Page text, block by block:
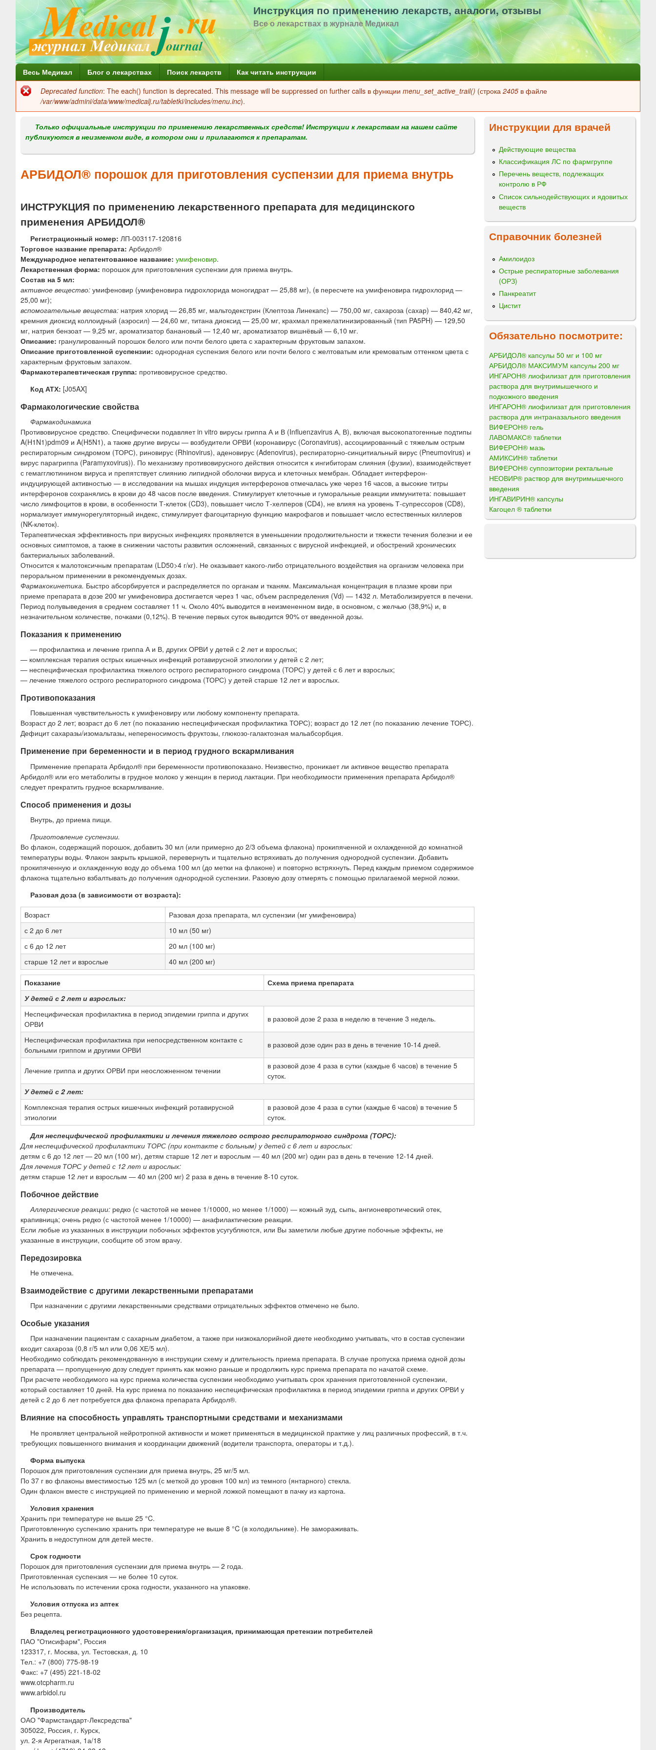
Перейти
к
содержанию
Инструкция по применению лекарств, аналоги, отзывы
Все о лекарствах в журнале Медикал
Г
л
н
м
н
ю
Весь Медикал Блог о лекарствах Поиск лекарств Как читать инструкции
Сообщение
об
ошибке
Deprecated function: The each() function is deprecated. This message will be suppressed on further calls в функции menu_set_active_trail() (строка 2405 в файле
/var/www/admini/data/www/medicalj.ru/tabletki/includes/menu.inc).
Только официальные инструкции по применению лекарственных средств! Инструкции к лекарствам на нашем сайте
публикуются в неизменном виде, в котором они и прилагаются к препаратам.
АРБИДОЛ® порошок для приготовления суспензии для приема внутрь
ИНСТРУКЦИЯ по применению лекарственного препарата для медицинского
применения АРБИДОЛ®
Регистрационный номер: ЛП-003117-120816
Торговое название препарата: Арбидол®
Международное непатентованное название: умифеновир.
Лекарственная форма: порошок для приготовления суспензии для приема внутрь.
Состав на 5 мл:
активное вещество: умифеновир (умифеновира гидрохлорида моногидрат — 25,88 мг), (в пересчете на умифеновира гидрохлорид —
25,00 мг);
вспомогательные вещества: натрия хлорид — 26,85 мг, мальтодекстрин (Клептоза Линекапс) — 750,00 мг, сахароза (сахар) — 840,42 мг,
кремния диоксид коллоидный (аэросил) — 24,60 мг, титана диоксид — 25,00 мг, крахмал прежелатинизированный (тип PA5PH) — 129,50
мг, натрия бензоат — 9,25 мг, ароматизатор банановый — 12,40 мг, ароматизатор вишнёвый — 6,10 мг.
Описание: гранулированный порошок белого или почти белого цвета с характерным фруктовым запахом.
Описание приготовленной суспензии: однородная суспензия белого или почти белого с желтоватым или кремоватым оттенком цвета с
характерным фруктовым запахом.
Фармакотерапевтическая группа: противовирусное средство.
Код АТХ: [J05AX]
Фармакологические свойства
Фармакодинамика
Противовирусное средство. Специфически подавляет in vitro вирусы гриппа А и В (Influenzavirus А, В), включая высокопатогенные подтипы
A(H1N1)pdm09 и A(H5N1), а также другие вирусы — возбудители ОРВИ (коронавирус (Coronavirus), ассоциированный с тяжелым острым
респираторным синдромом (ТОРС), риновирус (Rhinovirus), аденовирус (Adenovirus), респираторно-синцитиальный вирус (Pneumovirus) и
вирус парагриппа (Paramyxovirus)). По механизму противовирусного действия относится к ингибиторам слияния (фузии), взаимодействует
с гемагглютинином вируса и препятствует слиянию липидной оболочки вируса и клеточных мембран. Обладает интерферон-
индуцирующей активностью — в исследовании на мышах индукция интерферонов отмечалась уже через 16 часов, а высокие титры
интерферонов сохранялись в крови до 48 часов после введения. Стимулирует клеточные и гуморальные реакции иммунитета: повышает
число лимфоцитов в крови, в особенности Т-клеток (CD3), повышает число Т-хелперов (CD4), не влияя на уровень Т-супрессоров (CD8),
нормализует иммунорегуляторный индекс, стимулирует фагоцитарную функцию макрофагов и повышает число естественных киллеров
(NK-клеток).
Терапевтическая эффективность при вирусных инфекциях проявляется в уменьшении продолжительности и тяжести течения болезни и ее
основных симптомов, а также в снижении частоты развития осложнений, связанных с вирусной инфекцией, и обострений хронических
бактериальных заболеваний.
Относится к малотоксичным препаратам (LD50>4 г/кг). Не оказывает какого-либо отрицательного воздействия на организм человека при
пероральном применении в рекомендуемых дозах.
Фармакокинетика. Быстро абсорбируется и распределяется по органам и тканям. Максимальная концентрация в плазме крови при
приеме препарата в дозе 200 мг умифеновира достигается через 1 час, объем распределения (Vd) — 1432 л. Метаболизируется в печени.
Период полувыведения в среднем составляет 11 ч. Около 40% выводится в неизмененном виде, в основном, с желчью (38,9%) и, в
незначительном количестве, почками (0,12%). В течение первых суток выводится 90% от введенной дозы.
Показания к применению
— профилактика и лечение гриппа А и В, других ОРВИ у детей с 2 лет и взрослых;
— комплексная терапия острых кишечных инфекций ротавирусной этиологии у детей с 2 лет;
— неспецифическая профилактика тяжелого острого респираторного синдрома (ТОРС) у детей с 6 лет и взрослых;
— лечение тяжелого острого респираторного синдрома (ТОРС) у детей старше 12 лет и взрослых.
Противопоказания
Повышенная чувствительность к умифеновиру или любому компоненту препарата.
Возраст до 2 лет; возраст до 6 лет (по показанию неспецифическая профилактика ТОРС); возраст до 12 лет (по показанию лечение ТОРС).
Дефицит сахаразы/изомальтазы, непереносимость фруктозы, глюкозо-галактозная мальабсорбция.
Применение при беременности и в период грудного вскармливания
Применение препарата Арбидол® при беременности противопоказано. Неизвестно, проникает ли активное вещество препарата
Арбидол® или его метаболиты в грудное молоко у женщин в период лактации. При необходимости применения препарата Арбидол®
следует прекратить грудное вскармливание.
Способ применения и дозы
Внутрь, до приема пищи.
Приготовление суспензии.
Во флакон, содержащий порошок, добавить 30 мл (или примерно до 2/3 объема флакона) прокипяченной и охлажденной до комнатной
температуры воды. Флакон закрыть крышкой, перевернуть и тщательно встряхивать до получения однородной суспензии. Добавить
прокипяченную и охлажденную воду до объема 100 мл (до метки на флаконе) и повторно встряхнуть. Перед каждым приемом содержимое
флакона тщательно взбалтывать до получения однородной суспензии. Разовую дозу отмерять с помощью прилагаемой мерной ложки.
Разовая доза (в зависимости от возраста):
Возраст
Разовая доза препарата, мл суспензии (мг умифеновира)
с 2 до 6 лет
10 мл (50 мг)
с 6 до 12 лет
20 мл (100 мг)
старше 12 лет и взрослые
40 мл (200 мг)
Показание
Схема приема препарата
У детей с 2 лет и взрослых:
Неспецифическая профилактика в период эпидемии гриппа и других
ОРВИ
в разовой дозе 2 раза в неделю в течение 3 недель.
Неспецифическая профилактика при непосредственном контакте с
больными гриппом и другими ОРВИ
в разовой дозе один раз в день в течение 10-14 дней.
Лечение гриппа и других ОРВИ при неосложненном течении
в разовой дозе 4 раза в сутки (каждые 6 часов) в течение 5
суток.
У детей с 2 лет:
Комплексная терапия острых кишечных инфекций ротавирусной
этиологии
в разовой дозе 4 раза в сутки (каждые 6 часов) в течение 5
суток.
Для неспецифической профилактики и лечения тяжелого острого респираторного синдрома (ТОРС):
Для неспецифической профилактики ТОРС (при контакте с больным) у детей с 6 лет и взрослых:
детям с 6 до 12 лет — 20 мл (100 мг), детям старше 12 лет и взрослым — 40 мл (200 мг) один раз в день в течение 12-14 дней.
Для лечения ТОРС у детей с 12 лет и взрослых:
детям старше 12 лет и взрослым — 40 мл (200 мг) 2 раза в день в течение 8-10 суток.
Побочное действие
Аллергические реакции: редко (с частотой не менее 1/10000, но менее 1/1000) — кожный зуд, сыпь, ангионевротический отек,
крапивница; очень редко (с частотой менее 1/10000) — анафилактические реакции.
Если любые из указанных в инструкции побочных эффектов усугубляются, или Вы заметили любые другие побочные эффекты, не
указанные в инструкции, сообщите об этом врачу.
Передозировка
Не отмечена.
Взаимодействие с другими лекарственными препаратами
При назначении с другими лекарственными средствами отрицательных эффектов отмечено не было.
Особые указания
При назначении пациентам с сахарным диабетом, а также при низкокалорийной диете необходимо учитывать, что в состав суспензии
входит сахароза (0,8 г/5 мл или 0,06 ХЕ/5 мл).
Необходимо соблюдать рекомендованную в инструкции схему и длительность приема препарата. В случае пропуска приема одной дозы
препарата — пропущенную дозу следует принять как можно раньше и продолжить курс приема препарата по начатой схеме.
При расчете необходимого на курс приема количества суспензии необходимо учитывать срок хранения приготовленной суспензии,
который составляет 10 дней. На курс приема по показанию неспецифическая профилактика в период эпидемии гриппа и других ОРВИ у
детей с 2 до 6 лет потребуется два флакона препарата Арбидол®.
Влияние на способность управлять транспортными средствами и механизмами
Не проявляет центральной нейротропной активности и может применяться в медицинской практике у лиц различных профессий, в т.ч.
требующих повышенного внимания и координации движений (водители транспорта, операторы и т.д.).
Форма выпуска
Порошок для приготовления суспензии для приема внутрь, 25 мг/5 мл.
По 37 г во флаконы вместимостью 125 мл (с меткой до уровня 100 мл) из темного (янтарного) стекла.
Один флакон вместе с инструкцией по применению и мерной ложкой помещают в пачку из картона.
Условия хранения
Хранить при температуре не выше 25 °C.
Приготовленную суспензию хранить при температуре не выше 8 °C (в холодильнике). Не замораживать.
Хранить в недоступном для детей месте.
Срок годности
Порошок для приготовления суспензии для приема внутрь — 2 года.
Приготовленная суспензия — не более 10 суток.
Не использовать по истечении срока годности, указанного на упаковке.
Условия отпуска из аптек
Без рецепта.
Владелец регистрационного удостоверения/организация, принимающая претензии потребителей
ПАО "Отисифарм", Россия
123317, г. Москва, ул. Тестовская, д. 10
Тел.: +7 (800) 775-98-19
Факс: +7 (495) 221-18-02
www.otcpharm.ru
www.arbidol.ru
Производитель
ОАО "Фармстандарт-Лексредства"
305022, Россия, г. Курск,
ул. 2-я Агрегатная, 1а/18
Инструкции для врачей
Действующие вещества
Классификация ЛС по фармгруппе
Перечень веществ, подлежащих
контролю в РФ
Список сильнодействующих и ядовитых
веществ
Справочник болезней
Амилоидоз
Острые респираторные заболевания
(ОРЗ)
Панкреатит
Цистит
Обязательно посмотрите:
АРБИДОЛ® капсулы 50 мг и 100 мг
АРБИДОЛ® МАКСИМУМ капсулы 200 мг
ИНГАРОН® лиофилизат для приготовления
раствора для внутримышечного и
подкожного введения
ИНГАРОН® лиофилизат для приготовления
раствора для интраназального введения
ВИФЕРОН® гель
ЛАВОМАКС® таблетки
ВИФЕРОН® мазь
АМИКСИН® таблетки
ВИФЕРОН® суппозитории ректальные
НЕОВИР® раствор для внутримышечного
введения
ИНГАВИРИН® капсулы
Кагоцел ® таблетки